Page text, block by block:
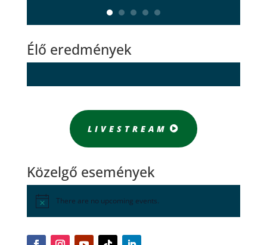
Élő eredmények
LIVESTREAM
Közelgő események
There are no upcoming events.